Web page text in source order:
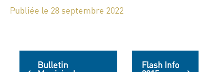
Publiée le 28 septembre 2022
Bulletin Flash Info